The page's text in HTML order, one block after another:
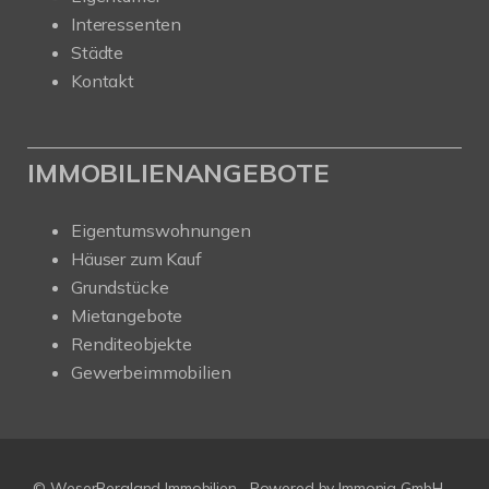
Interessenten
Städte
Kontakt
IMMOBILIENANGEBOTE
Eigentumswohnungen
Häuser zum Kauf
Grundstücke
Mietangebote
Renditeobjekte
Gewerbeimmobilien